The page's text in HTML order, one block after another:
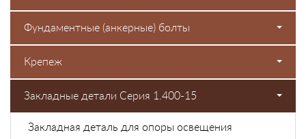
Фундаментные (анкерные) болты
Крепеж
Закладные детали Серия 1.400-15
Закладная деталь для опоры освещения